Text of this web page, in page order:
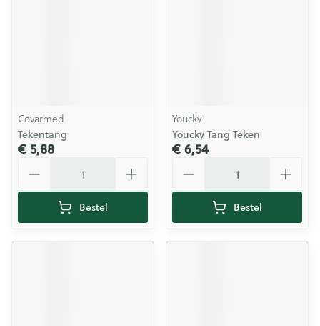
Covarmed
Tekentang
€ 5,88
Bestel
Youcky
Youcky Tang Teken
€ 6,54
Bestel